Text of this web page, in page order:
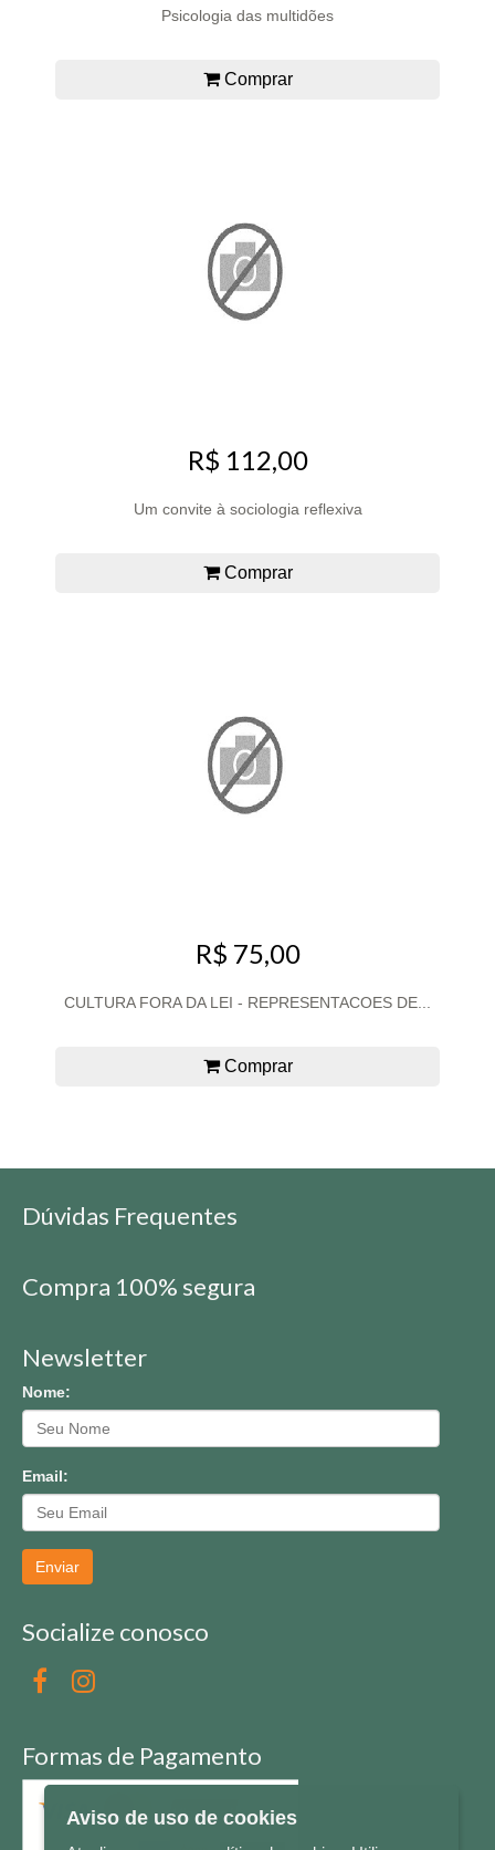
Psicologia das multidões
Comprar
R$ 112,00
Um convite à sociologia reflexiva
Comprar
R$ 75,00
CULTURA FORA DA LEI - REPRESENTACOES DE...
Comprar
Dúvidas Frequentes
Compra 100% segura
Newsletter
Nome:
Email:
Enviar
Socialize conosco
Formas de Pagamento
Aviso de uso de cookies